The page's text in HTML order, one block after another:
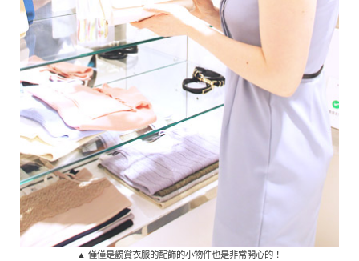
▲ 僅僅是觀賞衣服的配飾的小物件也是非常開心的！